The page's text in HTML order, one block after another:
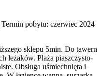
Termin pobytu: czerwiec 2024
sklepu 5min. Do tawern
leżaków. Plaża piaszczysto-
Obsługa uśmiechnięta i